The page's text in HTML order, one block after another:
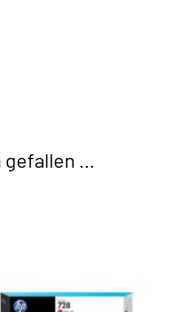
gefallen …